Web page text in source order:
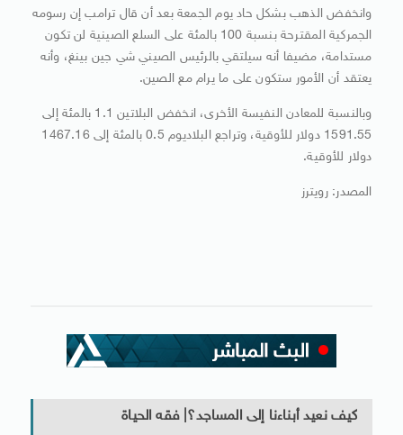
وانخفض الذهب بشكل حاد يوم الجمعة بعد أن قال ترامب إن رسومه
الجمركية المقترحة بنسبة 100 بالمئة على السلع الصينية لن تكون
مستدامة، مضيفا أنه سيلتقي بالرئيس الصيني شي جين بينغ، وأنه
يعتقد أن الأمور ستكون على ما يرام مع الصين.
وبالنسبة للمعادن النفيسة الأخرى، انخفض البلاتين 1.1 بالمئة إلى
1591.55 دولار للأوقية، وتراجع البلاديوم 0.5 بالمئة إلى 1467.16
دولار للأوقية.
المصدر: رويترز
كيف نعيد أبناءنا إلى المساجد؟| فقه الحياة